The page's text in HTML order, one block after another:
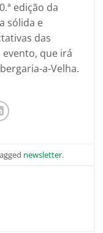
edição da
sólida e
das
que irá
a-Velha.
newsletter.